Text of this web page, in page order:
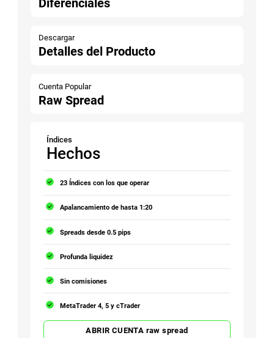
Diferenciales
Descargar
Detalles del Producto
Cuenta Popular
Raw Spread
Índices
Hechos
23 Índices con los que operar
Apalancamiento de hasta 1:20
Spreads desde 0.5 pips
Profunda liquidez
Sin comisiones
MetaTrader 4, 5 y cTrader
ABRIR CUENTA raw spread